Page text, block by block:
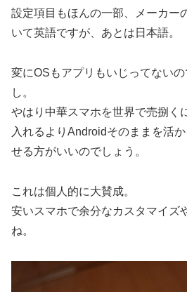
設定項目もほんの一部、メーカー
いて英語ですが、あとは日本語。
変にOSもアプリもいじってない
し。
やはり中華スマホを世界で売捌く
入れるよりAndroidそのままを活
せる方がいいのでしょう。
これは個人的に大賛成。
安いスマホで余分なカスタマイズ
ね。